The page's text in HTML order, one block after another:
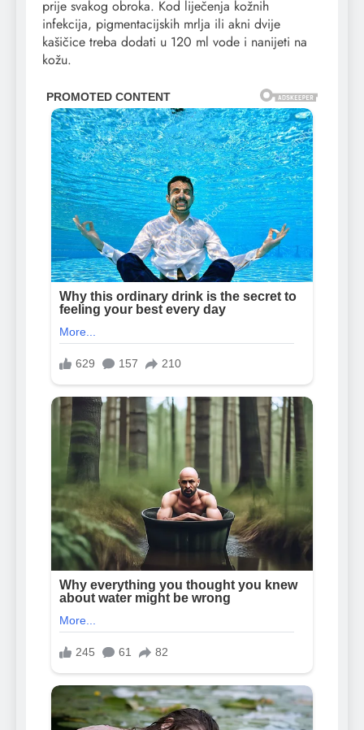
prije svakog obroka. Kod liječenja kožnih
infekcija, pigmentacijskih mrlja ili akni dvije
kašičice treba dodati u 120 ml vode i nanijeti na
kožu.